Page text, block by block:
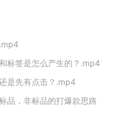
标签是怎么产生的？.mp4
是先有点击？.mp4
品，非标品的打爆款思路